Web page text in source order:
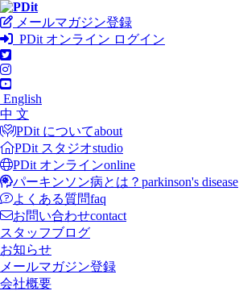
メールマガジン登録
PDit オンライン ログイン
English
中 文
PDit についてabout
PDit スタジオstudio
PDit オンラインonline
パーキンソン病とは？ parkinson's disease
よくある質問faq
お問い合わせcontact
スタッフブログ
お知らせ
メールマガジン登録
会社概要